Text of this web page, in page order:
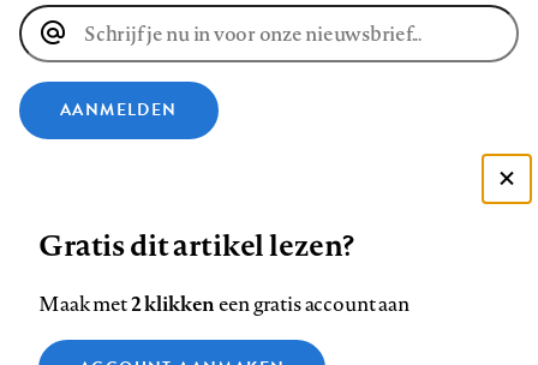
E-
mailadres
AANMELDEN
ons
op
ons
op
ons
op
ons
op
ons
op
ons
Contact Colofon Disclaimer Privacy
Gratis dit artikel lezen?
Maak met2 klikkeneen gratis account aan
Zie onze cookie policy